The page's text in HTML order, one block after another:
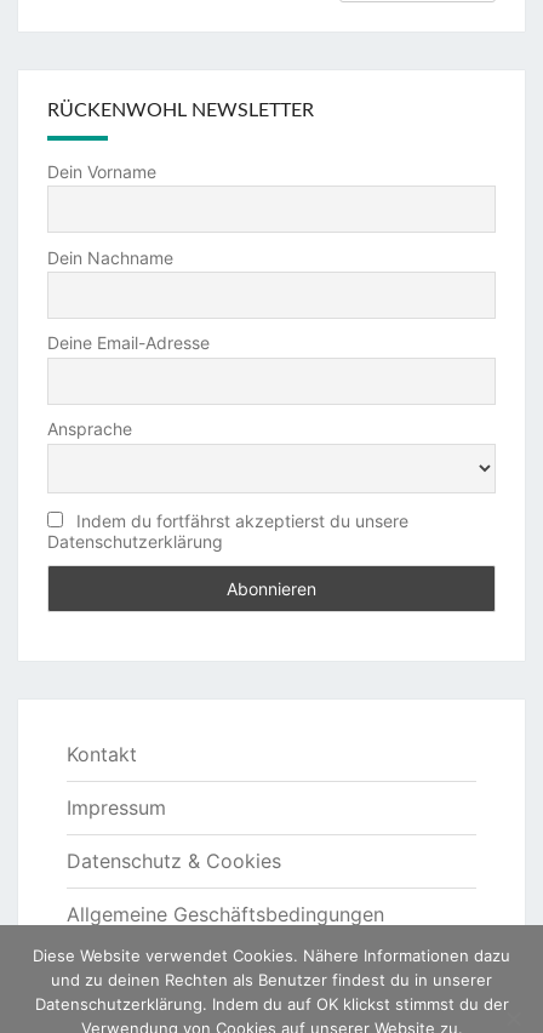
RÜCKENWOHL NEWSLETTER
Dein Vorname
Dein Nachname
Deine Email-Adresse
Ansprache
Indem du fortfährst akzeptierst du unsere
Datenschutzerklärung
Kontakt
Impressum
Datenschutz & Cookies
Allgemeine Geschäftsbedingungen
Diese Website verwendet Cookies. Nähere Informationen dazu
und zu deinen Rechten als Benutzer findest du in unserer
Datenschutzerklärung. Indem du auf OK klickst stimmst du der
Verwendung von Cookies auf unserer Website zu.